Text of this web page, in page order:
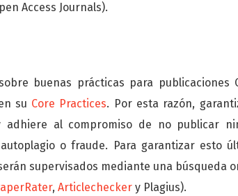
Access Journals).
buenas prácticas para publicaciones
su Core Practices. Por esta razón,
adhiere al compromiso de no publicar
o fraude. Para garantizar esto
supervisados mediante una búsqueda
, Articlechecker y Plagius).